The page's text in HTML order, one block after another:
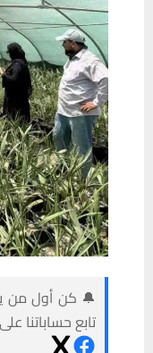
🔔 كن أول من
تابع حساباتنا